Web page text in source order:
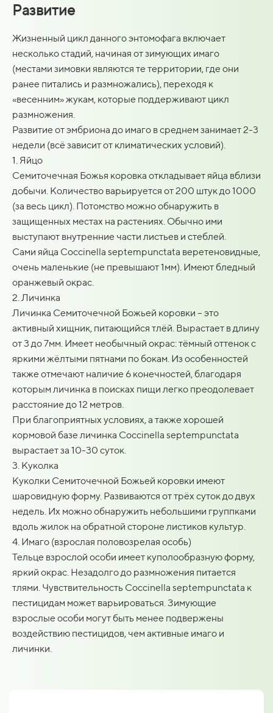
Развитие
Жизненный цикл данного энтомофага включает
несколько стадий, начиная от зимующих имаго
(местами зимовки являются те территории, где они
ранее питались и размножались), переходя к
«весенним» жукам, которые поддерживают цикл
размножения.
Развитие от эмбриона до имаго в среднем занимает 2-3
недели (всё зависит от климатических условий).
1. Яйцо
Семиточечная Божья коровка откладывает яйца вблизи
добычи. Количество варьируется от 200 штук до 1000
(за весь цикл). Потомство можно обнаружить в
защищенных местах на растениях. Обычно ими
выступают внутренние части листьев и стеблей.
Сами яйца Coccinella septempunctata веретеновидные,
очень маленькие (не превышают 1мм). Имеют бледный
оранжевый окрас.
2. Личинка
Личинка Семиточечной Божьей коровки – это
активный хищник, питающийся тлёй. Вырастает в длину
от 3 до 7мм. Имеет необычный окрас: тёмный оттенок с
яркими жёлтыми пятнами по бокам. Из особенностей
также отмечают наличие 6 конечностей, благодаря
которым личинка в поисках пищи легко преодолевает
расстояние до 12 метров.
При благоприятных условиях, а также хорошей
кормовой базе личинка Coccinella septempunctata
вырастает за 10-30 суток.
3. Куколка
Куколки Семиточечной Божьей коровки имеют
шаровидную форму. Развиваются от трёх суток до двух
недель. Их можно обнаружить небольшими группками
вдоль жилок на обратной стороне листиков культур.
4. Имаго (взрослая половозрелая особь)
Тельце взрослой особи имеет куполообразную форму,
яркий окрас. Незадолго до размножения питается
тлями. Чувствительность Coccinella septempunctata к
пестицидам может варьироваться. Зимующие
взрослые особи могут быть менее подвержены
воздействию пестицидов, чем активные имаго и
личинки.